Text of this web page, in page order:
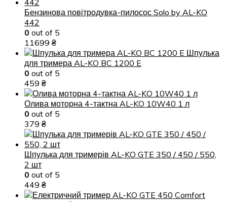
Бензинова повітродувка-пилосос Solo by AL-KO
442
0 out of 5
11699 ₴
Шпулька
для тримера AL-KO BC 1200 E
0 out of 5
459 ₴
Олива моторна 4-тактна AL-KO 10W40 1 л
0 out of 5
379 ₴
Шпулька для тримерів AL-KO GTE 350 / 450 / 550,
2 шт
0 out of 5
449 ₴